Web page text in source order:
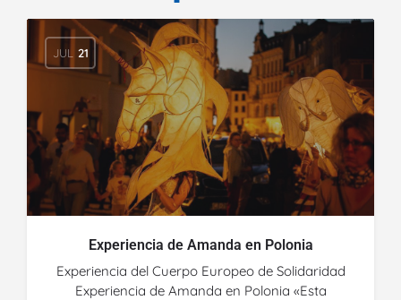
JUL 21
Experiencia de Amanda en Polonia
Experiencia del Cuerpo Europeo de Solidaridad
Experiencia de Amanda en Polonia «Esta